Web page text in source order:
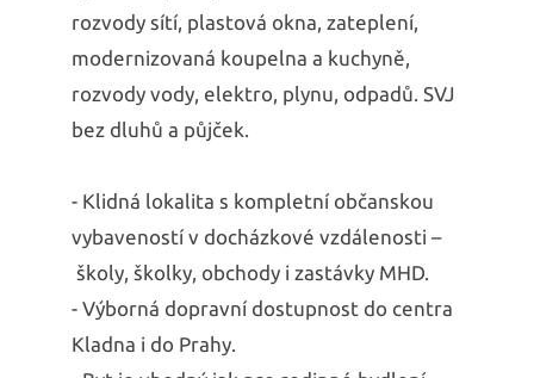
rozvody sítí, plastová okna, zateplení,
modernizovaná koupelna a kuchyně,
rozvody vody, elektro, plynu, odpadů. SVJ
bez dluhů a půjček.
- Klidná lokalita s kompletní občanskou
vybaveností v docházkové vzdálenosti –
školy, školky, obchody i zastávky MHD.
- Výborná dopravní dostupnost do centra
Kladna i do Prahy.